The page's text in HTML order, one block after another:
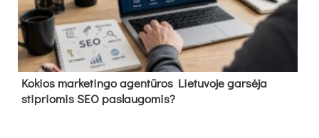
Kokios marketingo agentūros Lietuvoje garsėja
stipriomis SEO paslaugomis?